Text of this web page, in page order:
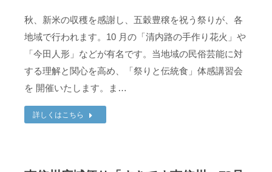
秋、新米の収穫を感謝し、五穀豊穣を祝う祭りが、各
地域で行われます。10 月の「清内路の手作り花火」や
「今田人形」などが有名です。当地域の民俗芸能に対
する理解と関心を高め、「祭りと伝統食」体感講習会
を 開催いたします。ま…
詳しくはこちら